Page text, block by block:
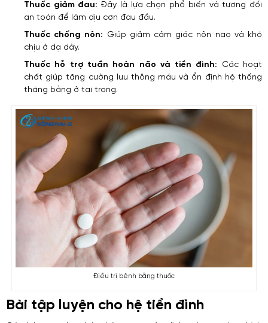
Thuốc giảm đau:Đây là lựa chọn phổ biến và tương đối
an toàn để làm dịu cơn đau đầu.
Thuốc chống nôn: Giúp giảm cảm giác nôn nao và khó
chịu ở dạ dày.
Thuốc hỗ trợ tuần hoàn não và tiền đình: Các hoạt
chất giúp tăng cường lưu thông máu và ổn định hệ thống
thăng bằng ở tai trong.
Điều trị bệnh bằng thuốc
Bài tập luyện cho hệ tiền đình